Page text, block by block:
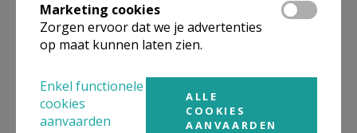
onderliggende of gelijke niveau.
Behoort tot Organisaties
Marketing cookies
Zorgen ervoor dat we je advertenties
op maat kunnen laten zien.
Enkel functionele
cookies
aanvaarden
ALLE
COOKIES
AANVAARDEN